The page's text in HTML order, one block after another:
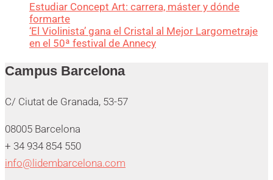
Estudiar Concept Art: carrera, máster y dónde
formarte
‘El Violinista’ gana el Cristal al Mejor Largometraje
en el 50ª festival de Annecy
Campus Barcelona
C/ Ciutat de Granada, 53-57
08005 Barcelona
+ 34 934 854 550
info@lidembarcelona.com